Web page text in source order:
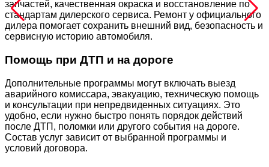
запчастей, качественная окраска и восстановление по
стандартам дилерского сервиса. Ремонт у официального
дилера помогает сохранить внешний вид, безопасность и
сервисную историю автомобиля.
Помощь при ДТП и на дороге
Дополнительные программы могут включать выезд
аварийного комиссара, эвакуацию, техническую помощь
и консультации при непредвиденных ситуациях. Это
удобно, если нужно быстро понять порядок действий
после ДТП, поломки или другого события на дороге.
Состав услуг зависит от выбранной программы и
условий договора.